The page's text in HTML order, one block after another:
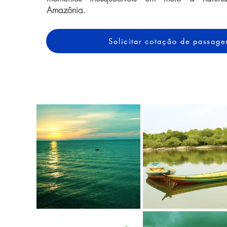
Amazônia.
Solicitar cotação de